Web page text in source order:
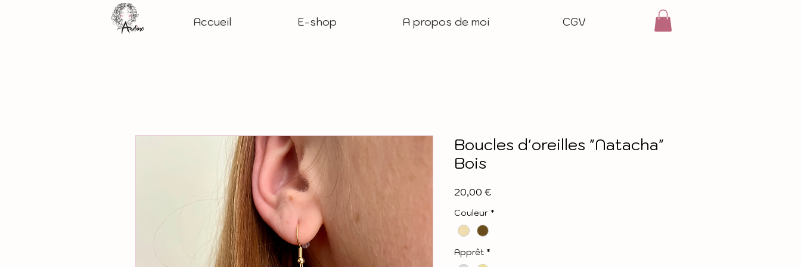
Accueil E-shop A propos de moi CGV
Boucles d'oreilles "Natacha"
Bois
20,00 €
Couleur *
Apprêt *